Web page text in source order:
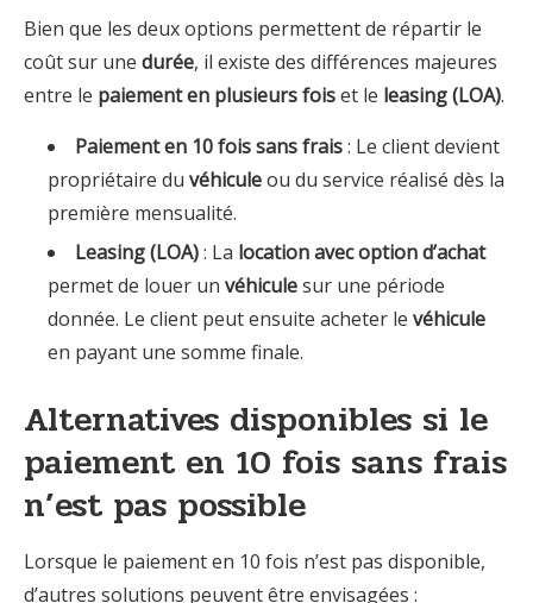
Bien que les deux options permettent de répartir le
coût sur une durée, il existe des différences majeures
entre le paiement en plusieurs foiset le leasing (LOA).
Paiement en 10 fois sans frais: Le client devient
propriétaire du véhiculeou du service réalisé dès la
première mensualité.
Leasing (LOA): La location avec option d’achat
permet de louer un véhiculesur une période
donnée. Le client peut ensuite acheter le véhicule
en payant une somme finale.
Alternatives disponibles si le
paiement en 10 fois sans frais
n’est pas possible
Lorsque le paiement en 10 fois n’est pas disponible,
d’autres solutions peuvent être envisagées :